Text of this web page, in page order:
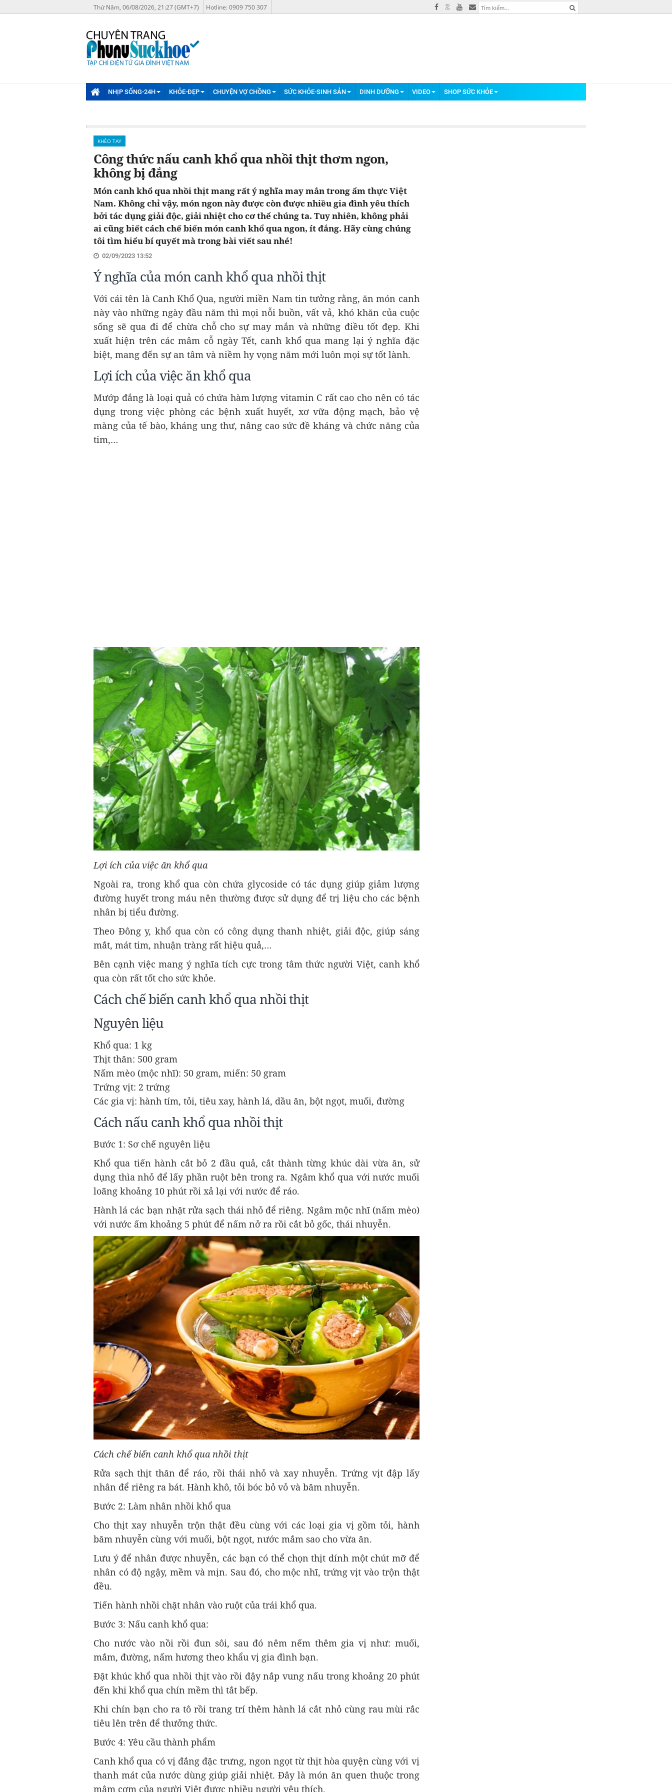
Thứ Năm, 06/08/2026, 21:27 (GMT+7) Hotline: 0909 750 307
NHỊP SỐNG-24H KHỎE-ĐẸP CHUYỆN VỢ CHỒNG SỨC KHỎE-SINH SẢN DINH DƯỠNG VIDEO SHOP SỨC KHỎE
KHÉO TAY
Công thức nấu canh khổ qua nhồi thịt thơm ngon,
không bị đắng
Món canh khổ qua nhồi thịt mang rất ý nghĩa may mắn trong ẩm thực Việt
Nam. Không chỉ vậy, món ngon này được còn được nhiều gia đình yêu thích
bởi tác dụng giải độc, giải nhiệt cho cơ thể chúng ta. Tuy nhiên, không phải
ai cũng biết cách chế biến món canh khổ qua ngon, ít đắng. Hãy cùng chúng
tôi tìm hiểu bí quyết mà trong bài viết sau nhé!
02/09/2023 13:52
Ý nghĩa của món canh khổ qua nhồi thịt
Với cái tên là Canh Khổ Qua, người miền Nam tin tưởng rằng, ăn món canh
này vào những ngày đầu năm thì mọi nỗi buồn, vất vả, khó khăn của cuộc
sống sẽ qua đi để chừa chỗ cho sự may mắn và những điều tốt đẹp. Khi
xuất hiện trên các mâm cỗ ngày Tết, canh khổ qua mang lại ý nghĩa đặc
biệt, mang đến sự an tâm và niềm hy vọng năm mới luôn mọi sự tốt lành.
Lợi ích của việc ăn khổ qua
Mướp đắng là loại quả có chứa hàm lượng vitamin C rất cao cho nên có tác
dụng trong việc phòng các bệnh xuất huyết, xơ vữa động mạch, bảo vệ
màng của tế bào, kháng ung thư, nâng cao sức đề kháng và chức năng của
tim,…
Lợi ích của việc ăn khổ qua
Ngoài ra, trong khổ qua còn chứa glycoside có tác dụng giúp giảm lượng
đường huyết trong máu nên thường được sử dụng để trị liệu cho các bệnh
nhân bị tiểu đường.
Theo Đông y, khổ qua còn có công dụng thanh nhiệt, giải độc, giúp sáng
mắt, mát tim, nhuận tràng rất hiệu quả,…
Bên cạnh việc mang ý nghĩa tích cực trong tâm thức người Việt, canh khổ
qua còn rất tốt cho sức khỏe.
Cách chế biến canh khổ qua nhồi thịt
Nguyên liệu
Khổ qua: 1 kg
Thịt thăn: 500 gram
Nấm mèo (mộc nhĩ): 50 gram, miến: 50 gram
Trứng vịt: 2 trứng
Các gia vị: hành tím, tỏi, tiêu xay, hành lá, dầu ăn, bột ngọt, muối, đường
Cách nấu canh khổ qua nhồi thịt
Bước 1: Sơ chế nguyên liệu
Khổ qua tiến hành cắt bỏ 2 đầu quả, cắt thành từng khúc dài vừa ăn, sử
dụng thìa nhỏ để lấy phần ruột bên trong ra. Ngâm khổ qua với nước muối
loãng khoảng 10 phút rồi xả lại với nước để ráo.
Hành lá các bạn nhặt rửa sạch thái nhỏ để riêng. Ngâm mộc nhĩ (nấm mèo)
với nước ấm khoảng 5 phút để nấm nở ra rồi cắt bỏ gốc, thái nhuyễn.
Cách chế biến canh khổ qua nhồi thịt
Rửa sạch thịt thăn để ráo, rồi thái nhỏ và xay nhuyễn. Trứng vịt đập lấy
nhân để riêng ra bát. Hành khô, tỏi bóc bỏ vỏ và băm nhuyễn.
Bước 2: Làm nhân nhồi khổ qua
Cho thịt xay nhuyễn trộn thật đều cùng với các loại gia vị gồm tỏi, hành
băm nhuyễn cùng với muối, bột ngọt, nước mắm sao cho vừa ăn.
Lưu ý để nhân được nhuyễn, các bạn có thể chọn thịt dính một chút mỡ để
nhân có độ ngậy, mềm và mịn. Sau đó, cho mộc nhĩ, trứng vịt vào trộn thật
đều.
Tiến hành nhồi chặt nhân vào ruột của trái khổ qua.
Bước 3: Nấu canh khổ qua:
Cho nước vào nồi rồi đun sôi, sau đó nêm nếm thêm gia vị như: muối,
mắm, đường, nấm hương theo khẩu vị gia đình bạn.
Đặt khúc khổ qua nhồi thịt vào rồi đậy nắp vung nấu trong khoảng 20 phút
đến khi khổ qua chín mềm thì tắt bếp.
Khi chín bạn cho ra tô rồi trang trí thêm hành lá cắt nhỏ cùng rau mùi rắc
tiêu lên trên để thưởng thức.
Bước 4: Yêu cầu thành phẩm
Canh khổ qua có vị đắng đặc trưng, ngon ngọt từ thịt hòa quyện cùng với vị
thanh mát của nước dùng giúp giải nhiệt. Đây là món ăn quen thuộc trong
mâm cơm của người Việt được nhiều người yêu thích.